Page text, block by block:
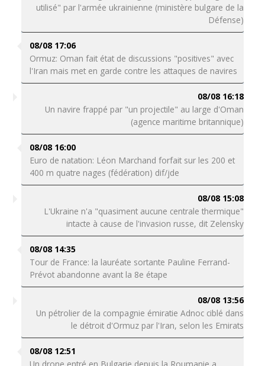
utilisé" par l'armée ukrainienne (ministère bulgare de la
Défense)
08/08 17:06
Ormuz: Oman fait état de discussions "positives" avec
l'Iran mais met en garde contre les attaques de navires
08/08 16:18
Un navire frappé par "un projectile" au large d'Oman
(agence maritime britannique)
08/08 16:00
Euro de natation: Léon Marchand forfait sur les 200 et
400 m quatre nages (fédération) dif/jde
08/08 15:08
L'Ukraine n'a "quasiment aucune centrale thermique"
intacte à cause de l'invasion russe, dit Zelensky
08/08 14:35
Tour de France: la lauréate sortante Pauline Ferrand-
Prévot abandonne avant la 8e étape
08/08 13:56
Un pétrolier de la compagnie émiratie Adnoc ciblé dans
le détroit d'Ormuz par l'Iran, selon les Emirats
08/08 12:51